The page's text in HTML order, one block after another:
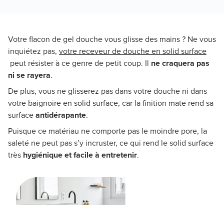
Votre flacon de gel douche vous glisse des mains ? Ne vous
inquiétez pas, votre receveur de douche en solid surface
peut résister à ce genre de petit coup. Il ne craquera pas
ni se rayera.
De plus, vous ne glisserez pas dans votre douche ni dans
votre baignoire en solid surface, car la finition mate rend sa
surfaceantidérapante.
Puisque ce matériau ne comporte pas le moindre pore, la
saleté ne peut pas s’y incruster, ce qui rend le solid surface
très hygiénique et facile à entretenir.